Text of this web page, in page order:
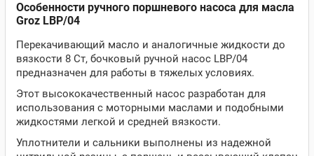
Особенности ручного поршневого насоса для масла
Groz LBP/04
Перекачивающий масло и аналогичные жидкости до
вязкости 8 Ст, бочковый ручной насос LBP/04
предназначен для работы в тяжелых условиях.
Этот высококачественный насос разработан для
использования с моторными маслами и подобными
жидкостями легкой и средней вязкости.
Уплотнители и сальники выполнены из надежной